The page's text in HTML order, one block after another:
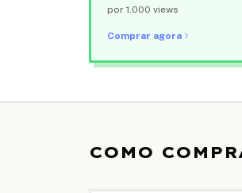
por 1.000 views
Comprar agora
COMO